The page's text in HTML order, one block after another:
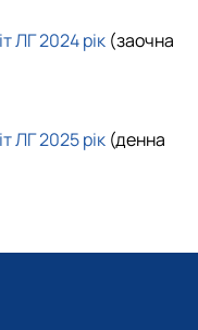
ЛГ 2024 рік (заочна
ЛГ 2025 рік (денна